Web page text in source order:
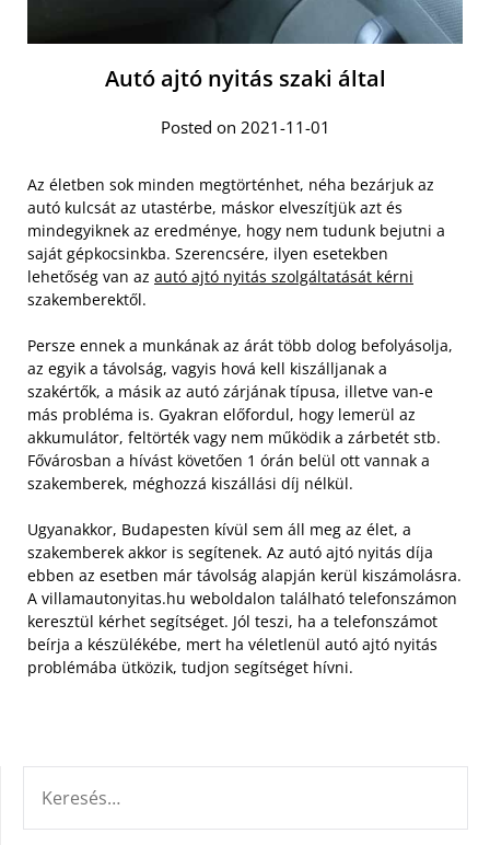
Autó ajtó nyitás szaki által
Posted on 2021-11-01
Az életben sok minden megtörténhet, néha bezárjuk az
autó kulcsát az utastérbe, máskor elveszítjük azt és
mindegyiknek az eredménye, hogy nem tudunk bejutni a
saját gépkocsinkba. Szerencsére, ilyen esetekben
lehetőség van az autó ajtó nyitás szolgáltatását kérni
szakemberektől.
Persze ennek a munkának az árát több dolog befolyásolja,
az egyik a távolság, vagyis hová kell kiszálljanak a
szakértők, a másik az autó zárjának típusa, illetve van-e
más probléma is. Gyakran előfordul, hogy lemerül az
akkumulátor, feltörték vagy nem működik a zárbetét stb.
Fővárosban a hívást követően 1 órán belül ott vannak a
szakemberek, méghozzá kiszállási díj nélkül.
Ugyanakkor, Budapesten kívül sem áll meg az élet, a
szakemberek akkor is segítenek. Az autó ajtó nyitás díja
ebben az esetben már távolság alapján kerül kiszámolásra.
A villamautonyitas.hu weboldalon található telefonszámon
keresztül kérhet segítséget. Jól teszi, ha a telefonszámot
beírja a készülékébe, mert ha véletlenül autó ajtó nyitás
problémába ütközik, tudjon segítséget hívni.